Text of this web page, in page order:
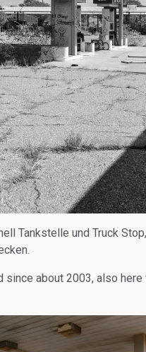
Tankstelle und Truck
about 2003, also